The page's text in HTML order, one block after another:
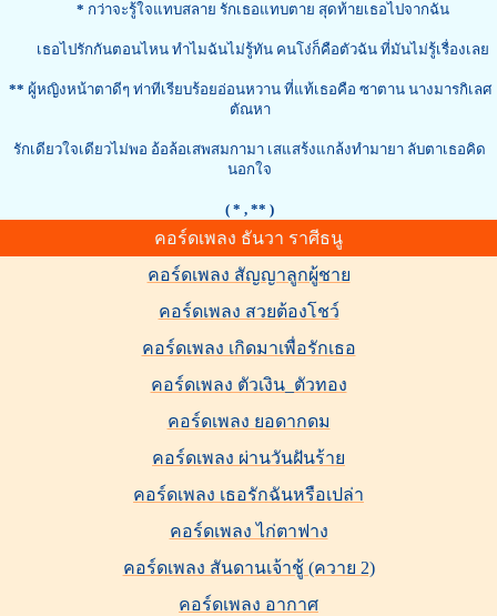
* กว่าจะรู้ใจแทบสลาย รักเธอแทบตาย สุดท้ายเธอไปจากฉัน
เธอไปรักกันตอนไหน ทำไมฉันไม่รู้ทัน คนโง่ก็คือตัวฉัน ที่มันไม่รู้เรื่องเลย
** ผู้หญิงหน้าตาดีๆ ท่าทีเรียบร้อยอ่อนหวาน ที่แท้เธอคือ ซาตาน นางมารกิเลศ
ตัณหา
รักเดียวใจเดียวไม่พอ อ้อล้อเสพสมกามา เสแสร้งแกล้งทำมายา ลับตาเธอคิด
นอกใจ
( * , ** )
คอร์ดเพลง ธันวา ราศีธนู
คอร์ดเพลง สัญญาลูกผู้ชาย
คอร์ดเพลง สวยต้องโชว์
คอร์ดเพลง เกิดมาเพื่อรักเธอ
คอร์ดเพลง ตัวเงิน_ตัวทอง
คอร์ดเพลง ยอดากดม
คอร์ดเพลง ผ่านวันฝันร้าย
คอร์ดเพลง เธอรักฉันหรือเปล่า
คอร์ดเพลง ไก่ตาฟาง
คอร์ดเพลง สันดานเจ้าชู้ (ควาย 2)
คอร์ดเพลง อากาศ